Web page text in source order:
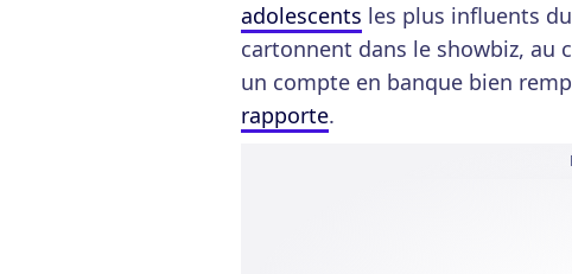
adolescents les plus influents
cartonnent dans le showbiz,
un compte en banque bien
rapporte.